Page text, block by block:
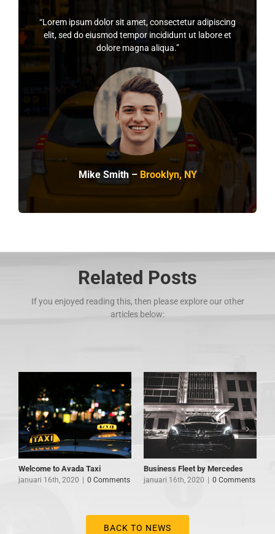
“Lorem ipsum dolor sit amet, consectetur adipiscing
elit, sed do eiusmod tempor incididunt ut labore et
dolore magna aliqua.”
Mike Smith – Brooklyn, NY
Related Posts
If you enjoyed reading this, then please explore our other
articles below:
Welcome to Avada Taxi
januari 16th, 2020 | 0 Comments
Business Fleet by Mercedes
januari 16th, 2020 | 0 Comments
BACK TO NEWS